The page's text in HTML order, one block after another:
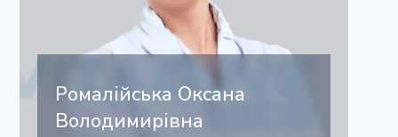
Ромалійська Оксана
Володимирівна